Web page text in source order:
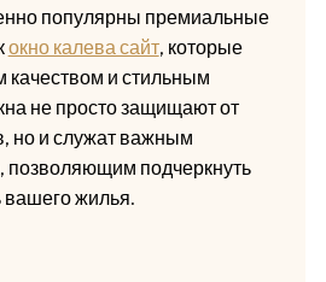
популярны премиальные
окно калева сайт, которые
и стильным
не просто защищают от
но и служат важным
позволяющим подчеркнуть
вашего жилья.